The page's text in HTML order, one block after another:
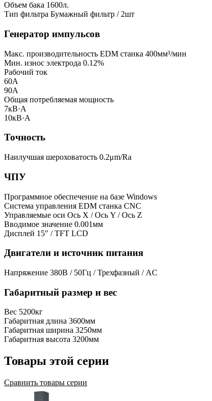
Объем бака 1600л.
Тип фильтра Бумажный фильтр / 2шт
Генератор импульсов
Макс. производительность EDM станка 400мм³/мин
Мин. износ электрода 0.12%
Рабочий ток
60А
90А
Общая потребляемая мощность
7кВ·А
10кВ·А
Точность
Наилучшая шероховатость 0.2μm/Ra
ЧПУ
Программное обеспечение на базе Windows
Система управления EDM станка CNC
Управляемые оси Ось X / Ось Y / Ось Z
Вводимое значение 0.001мм
Дисплей 15″ / TFT LCD
Двигатели и источник питания
Напряжение 380В / 50Гц / Трехфазный / AC
Габаритный размер и вес
Вес 5200кг
Габаритная длина 3600мм
Габаритная ширина 3250мм
Габаритная высота 3200мм
Товары этой серии
Сравнить товары серии